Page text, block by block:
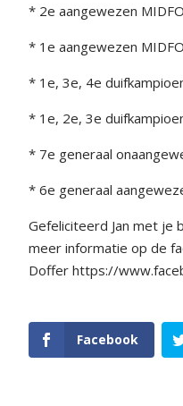
* 2e aangewezen
* 1e aangewezen
* 1e, 3e, 4e
* 1e, 2e, 3e
* 7e generaal
* 6e generaal
Gefeliciteerd Jan met je
meer informatie op de
Doffer https://
Facebook